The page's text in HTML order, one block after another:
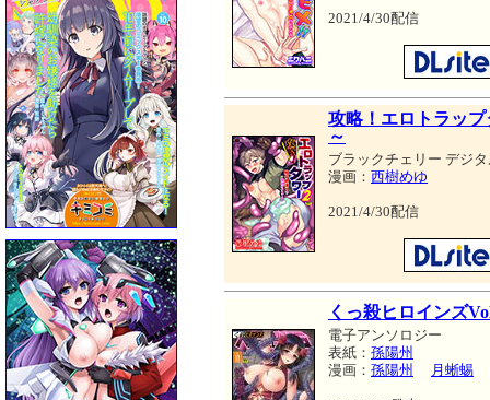
2021/4/30配信
攻略！エロトラッ
～
ブラックチェリー デジ
漫画： 西樹めゆ
2021/4/30配信
くっ殺ヒロインズ
電子アンソロジー
表紙： 孫陽州
漫画： 孫陽州 月蜥蜴